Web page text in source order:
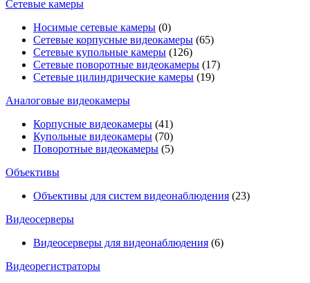
Сетевые камеры
Носимые сетевые камеры (0)
Сетевые корпусные видеокамеры (65)
Сетевые купольные камеры (126)
Сетевые поворотные видеокамеры (17)
Сетевые цилиндрические камеры (19)
Аналоговые видеокамеры
Корпусные видеокамеры (41)
Купольные видеокамеры (70)
Поворотные видеокамеры (5)
Объективы
Объективы для систем видеонаблюдения (23)
Видеосерверы
Видеосерверы для видеонаблюдения (6)
Видеорегистраторы